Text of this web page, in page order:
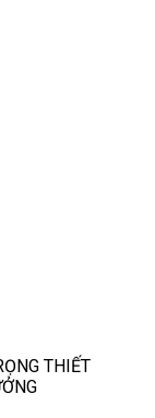
THIẾT